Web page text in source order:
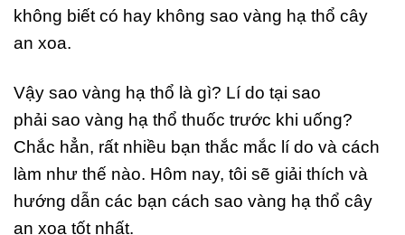
không biết có hay không sao vàng hạ thổ cây
an xoa.
Vậy sao vàng hạ thổ là gì? Lí do tại sao
phải sao vàng hạ thổ thuốc trước khi uống?
Chắc hẳn, rất nhiều bạn thắc mắc lí do và cách
làm như thế nào. Hôm nay, tôi sẽ giải thích và
hướng dẫn các bạn cách sao vàng hạ thổ cây
an xoa tốt nhất.